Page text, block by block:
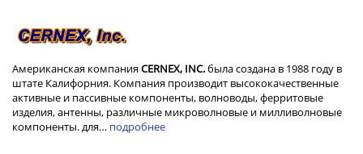
Американская компанияCERNEX, INC.была создана в 1988 году в
штате Калифорния. Компания производит высококачественные
активные и пассивные компоненты, волноводы, ферритовые
изделия, антенны, различные микроволновые и милливолновые
компоненты. для… подробнее